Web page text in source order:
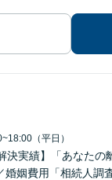
（平日）
決実績】「あなた
姻費用「相続人調